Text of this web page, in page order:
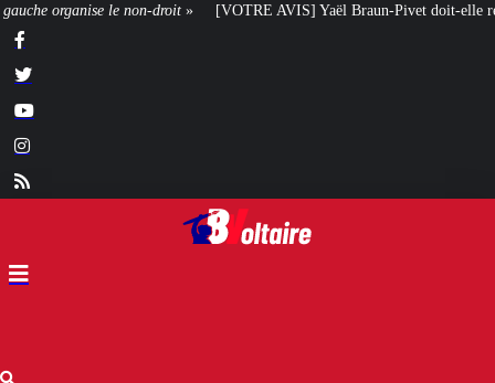
AVIS] Yaël Braun-Pivet doit-elle renoncer à son projet architectural ?